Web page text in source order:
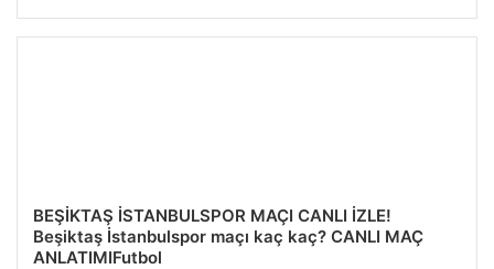
BEŞİKTAŞ İSTANBULSPOR MAÇI CANLI İZLE!
Beşiktaş İstanbulspor maçı kaç kaç? CANLI MAÇ
ANLATIMIFutbol